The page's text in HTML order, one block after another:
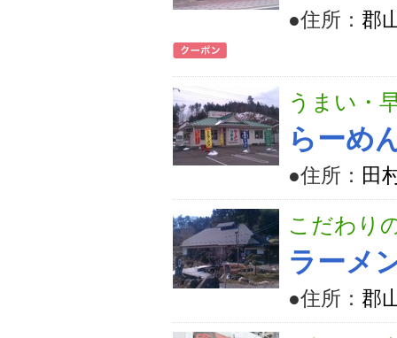
●住所： 郡
うまい・
らーめ
●住所： 田
こだわり
ラーメ
●住所： 郡